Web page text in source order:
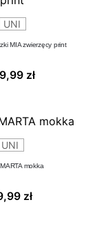
UNI
MIA zwierzęcy print
zł
UNI
mokka
zł